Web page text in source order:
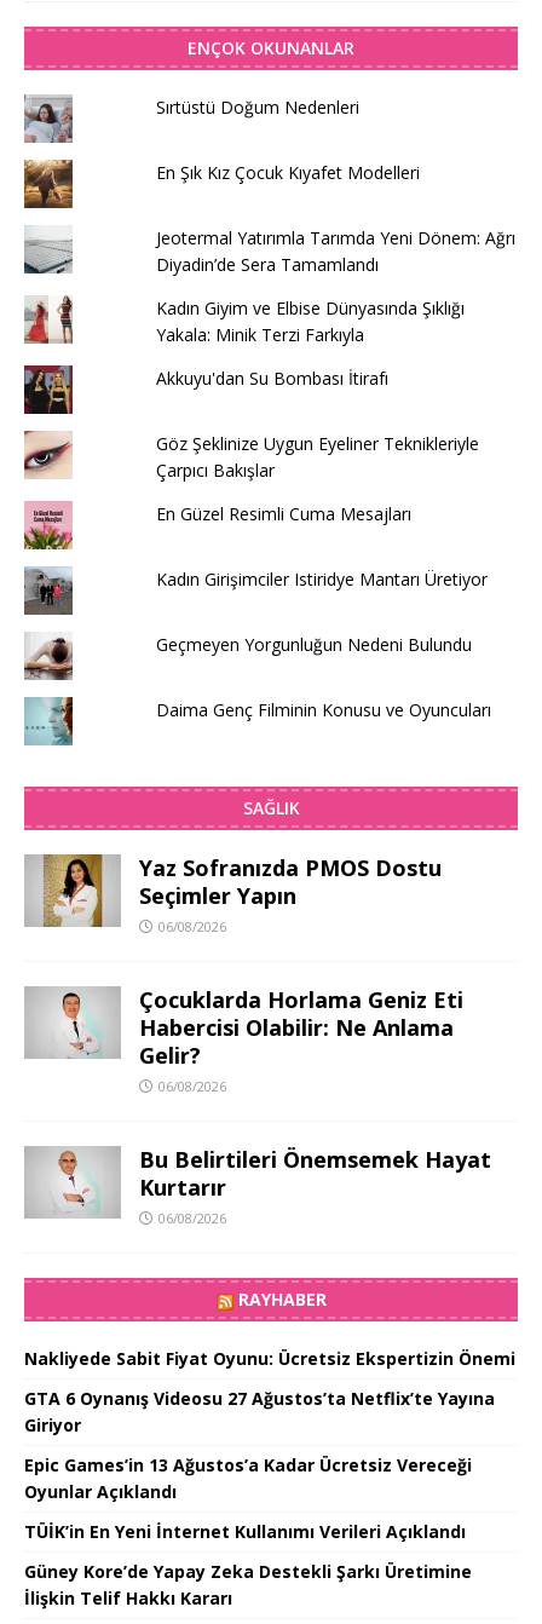
ENÇOK OKUNANLAR
Sırtüstü Doğum Nedenleri
En Şık Kız Çocuk Kıyafet Modelleri
Jeotermal Yatırımla Tarımda Yeni Dönem: Ağrı
Diyadin’de Sera Tamamlandı
Kadın Giyim ve Elbise Dünyasında Şıklığı
Yakala: Minik Terzi Farkıyla
Akkuyu'dan Su Bombası İtirafı
Göz Şeklinize Uygun Eyeliner Teknikleriyle
Çarpıcı Bakışlar
En Güzel Resimli Cuma Mesajları
Kadın Girişimciler Istiridye Mantarı Üretiyor
Geçmeyen Yorgunluğun Nedeni Bulundu
Daima Genç Filminin Konusu ve Oyuncuları
SAĞLIK
Yaz Sofranızda PMOS Dostu
Seçimler Yapın
06/08/2026
Çocuklarda Horlama Geniz Eti
Habercisi Olabilir: Ne Anlama
Gelir?
06/08/2026
Bu Belirtileri Önemsemek Hayat
Kurtarır
06/08/2026
RAYHABER
Nakliyede Sabit Fiyat Oyunu: Ücretsiz Ekspertizin Önemi
GTA 6 Oynanış Videosu 27 Ağustos’ta Netflix’te Yayına
Giriyor
Epic Games’in 13 Ağustos’a Kadar Ücretsiz Vereceği
Oyunlar Açıklandı
TÜİK’in En Yeni İnternet Kullanımı Verileri Açıklandı
Güney Kore’de Yapay Zeka Destekli Şarkı Üretimine
İlişkin Telif Hakkı Kararı